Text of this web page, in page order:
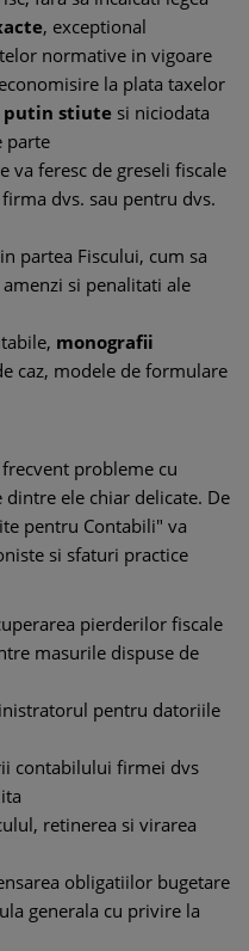
, exceptional
normative in vigoare
la plata taxelor
putin stiute si niciodata
parte
va feresc de greseli fiscale
dvs. sau pentru dvs.
partea Fiscului, cum sa
si penalitati ale
monografii
caz, modele de formulare
probleme cu
ele chiar delicate. De
pentru Contabili" va
si sfaturi practice
pierderilor fiscale
masurile dispuse de
pentru datoriile
contabilului firmei dvs
retinerea si virarea
obligatiilor bugetare
generala cu privire la